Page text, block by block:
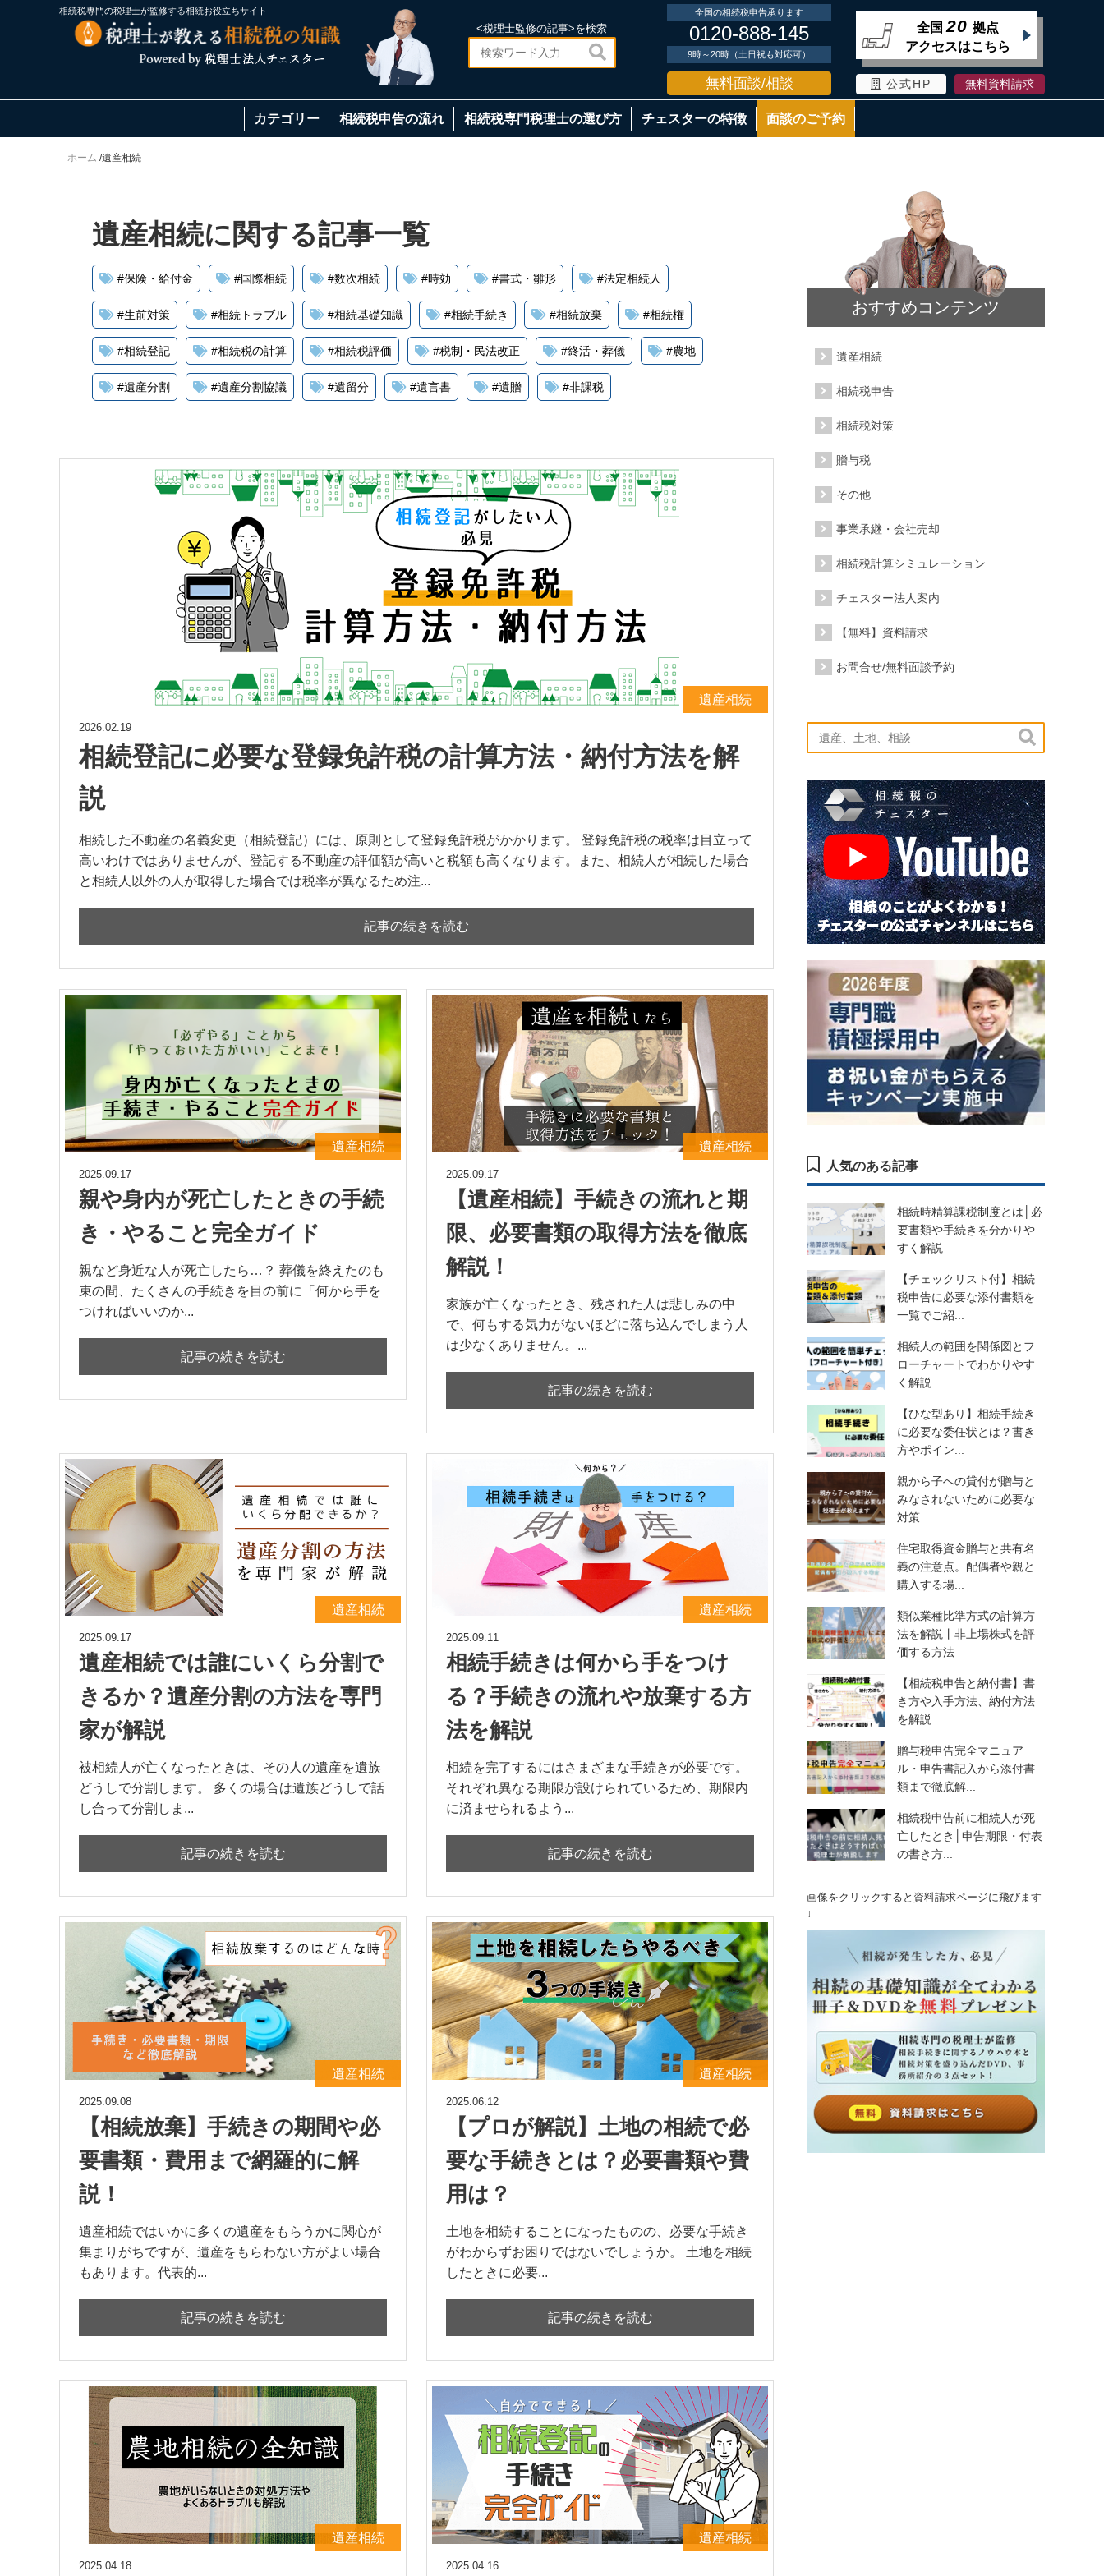
相続税専門の税理士が監修する相続お役立ちサイト
<税理士監修の記事>を検索

全国の相続税申告承ります
0120-888-145
9時～20時（土日祝も対応可）
無料面談/相談
全国 20 拠点
アクセスはこちら
公式HP 無料資料請求
カテゴリー 相続税申告の流れ 相続税専門税理士の選び方 チェスターの特徴 面談のご予約
ホーム /遺産相続
遺産相続に関する記事一覧
#保険・給付金 #国際相続 #数次相続 #時効 #書式・雛形 #法定相続人
#生前対策 #相続トラブル #相続基礎知識 #相続手続き #相続放棄 #相続権
#相続登記 #相続税の計算 #相続税評価 #税制・民法改正 #終活・葬儀 #農地
#遺産分割 #遺産分割協議 #遺留分 #遺言書 #遺贈 #非課税
遺産相続
2026.02.19
相続登記に必要な登録免許税の計算方法・納付方法を解
説
相続した不動産の名義変更（相続登記）には、原則として登録免許税がかかります。 登録免許税の税率は目立って
高いわけではありませんが、登記する不動産の評価額が高いと税額も高くなります。また、相続人が相続した場合
と相続人以外の人が取得した場合では税率が異なるため注...
記事の続きを読む
遺産相続
2025.09.17
親や身内が死亡したときの手続
き・やること完全ガイド
親など身近な人が死亡したら…？ 葬儀を終えたのも
束の間、たくさんの手続きを目の前に「何から手を
つければいいのか...
記事の続きを読む
遺産相続
2025.09.17
【遺産相続】手続きの流れと期
限、必要書類の取得方法を徹底
解説！
家族が亡くなったとき、残された人は悲しみの中
で、何もする気力がないほどに落ち込んでしまう人
は少なくありません。...
記事の続きを読む
遺産相続
2025.09.17
遺産相続では誰にいくら分割で
きるか？遺産分割の方法を専門
家が解説
被相続人が亡くなったときは、その人の遺産を遺族
どうしで分割します。 多くの場合は遺族どうしで話
し合って分割しま...
記事の続きを読む
遺産相続
2025.09.11
相続手続きは何から手をつけ
る？手続きの流れや放棄する方
法を解説
相続を完了するにはさまざまな手続きが必要です。
それぞれ異なる期限が設けられているため、期限内
に済ませられるよう...
記事の続きを読む
遺産相続
2025.09.08
【相続放棄】手続きの期間や必
要書類・費用まで網羅的に解
説！
遺産相続ではいかに多くの遺産をもらうかに関心が
集まりがちですが、遺産をもらわない方がよい場合
もあります。代表的...
記事の続きを読む
遺産相続
2025.06.12
【プロが解説】土地の相続で必
要な手続きとは？必要書類や費
用は？
土地を相続することになったものの、必要な手続き
がわからずお困りではないでしょうか。 土地を相続
したときに必要...
記事の続きを読む
遺産相続
2025.04.18
遺産相続
2025.04.16
おすすめコンテンツ
遺産相続
相続税申告
相続税対策
贈与税
その他
事業承継・会社売却
相続税計算シミュレーション
チェスター法人案内
【無料】資料請求
お問合せ/無料面談予約

人気のある記事
相続時精算課税制度とは│必
要書類や手続きを分かりや
すく解説
【チェックリスト付】相続
税申告に必要な添付書類を
一覧でご紹...
相続人の範囲を関係図とフ
ローチャートでわかりやす
く解説
【ひな型あり】相続手続き
に必要な委任状とは？書き
方やポイン...
親から子への貸付が贈与と
みなされないために必要な
対策
住宅取得資金贈与と共有名
義の注意点。配偶者や親と
購入する場...
類似業種比準方式の計算方
法を解説丨非上場株式を評
価する方法
【相続税申告と納付書】書
き方や入手方法、納付方法
を解説
贈与税申告完全マニュア
ル・申告書記入から添付書
類まで徹底解...
相続税申告前に相続人が死
亡したとき│申告期限・付表
の書き方...
画像をクリックすると資料請求ページに飛びます
↓